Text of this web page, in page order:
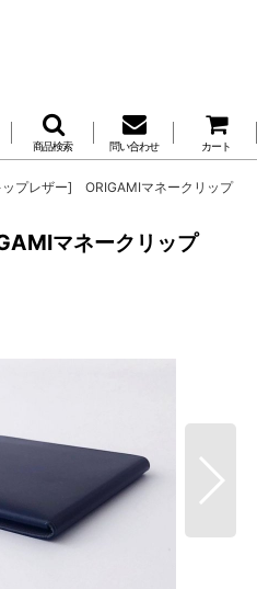
商品検索 問い合わせ カート
ップレザー] ORIGAMIマネークリップ
マネークリップ